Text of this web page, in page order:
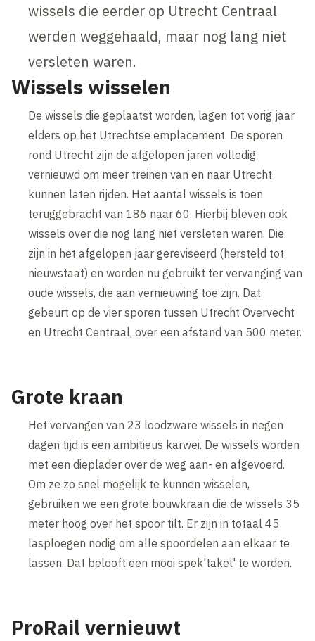
wissels die eerder op Utrecht Centraal
werden weggehaald, maar nog lang niet
versleten waren.
Wissels wisselen
De wissels die geplaatst worden, lagen tot vorig jaar
elders op het Utrechtse emplacement. De sporen
rond Utrecht zijn de afgelopen jaren volledig
vernieuwd om meer treinen van en naar Utrecht
kunnen laten rijden. Het aantal wissels is toen
teruggebracht van 186 naar 60. Hierbij bleven ook
wissels over die nog lang niet versleten waren. Die
zijn in het afgelopen jaar gereviseerd (hersteld tot
nieuwstaat) en worden nu gebruikt ter vervanging van
oude wissels, die aan vernieuwing toe zijn. Dat
gebeurt op de vier sporen tussen Utrecht Overvecht
en Utrecht Centraal, over een afstand van 500 meter.
Grote kraan
Het vervangen van 23 loodzware wissels in negen
dagen tijd is een ambitieus karwei. De wissels worden
met een dieplader over de weg aan- en afgevoerd.
Om ze zo snel mogelijk te kunnen wisselen,
gebruiken we een grote bouwkraan die de wissels 35
meter hoog over het spoor tilt. Er zijn in totaal 45
lasploegen nodig om alle spoordelen aan elkaar te
lassen. Dat belooft een mooi spek'takel' te worden.
ProRail vernieuwt